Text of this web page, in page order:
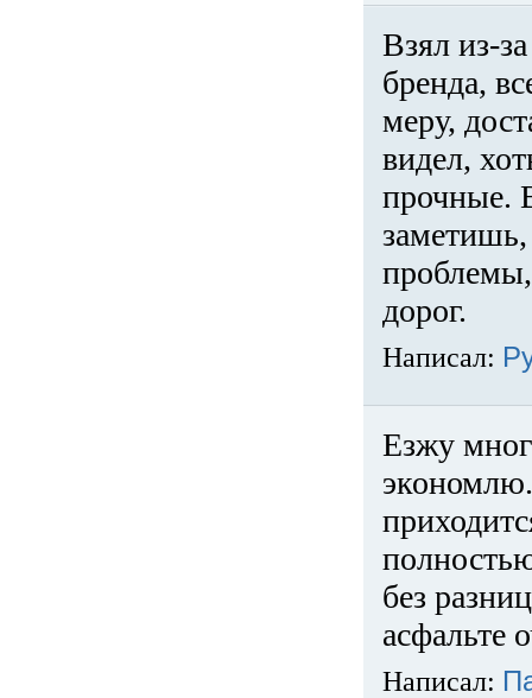
Взял из-
бренда,
меру,
видел,
прочные.
проблемы,
дорог.
Написал:
Езжу
без
асфальте
Написал: